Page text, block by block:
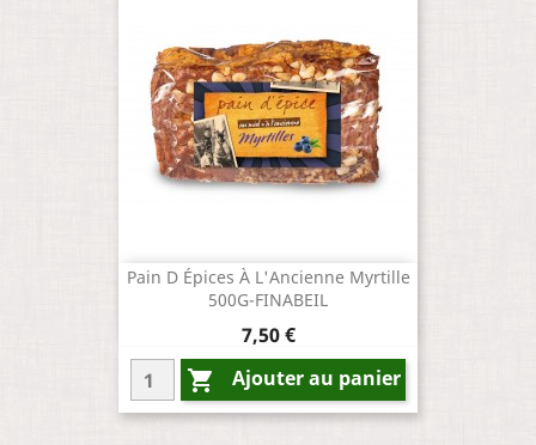
Pain D Épices À L'Ancienne Myrtille
500G-FINABEIL
Prix
7,50 €
 Ajouter au panier